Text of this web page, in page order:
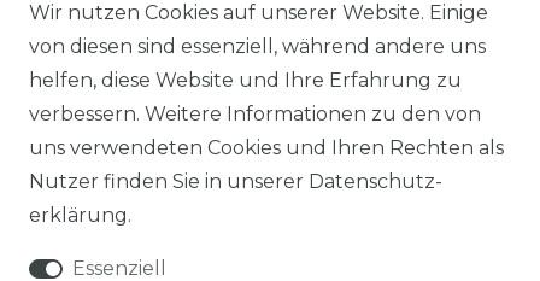
Wir nutzen Cookies auf unserer Website. Einige
von diesen sind essenziell, während andere uns
helfen, diese Website und Ihre Erfahrung zu
verbessern. Weitere Informationen zu den von
uns verwendeten Cookies und Ihren Rechten als
Nutzer finden Sie in unserer Daten­schutz­
erklärung.
Essenziell